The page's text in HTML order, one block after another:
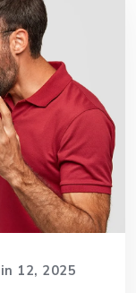
12, 2025